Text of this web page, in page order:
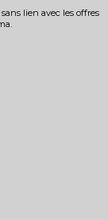
lien avec les offres